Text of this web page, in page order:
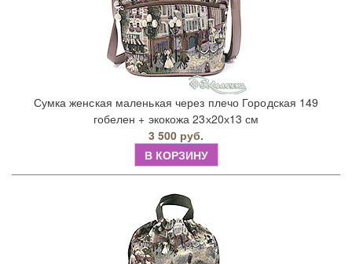
Сумка женская маленькая через плечо Городская 149
гобелен + экокожа 23х20х13 см
3 500 руб.
В КОРЗИНУ